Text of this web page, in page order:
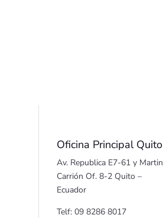
Oficina Principal Quito
Av. Republica E7-61 y Martin
Carrión Of. 8-2 Quito –
Ecuador
Telf: 09 8286 8017